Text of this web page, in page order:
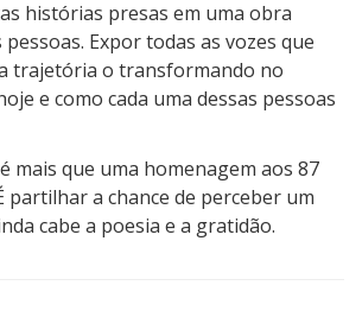
histórias presas em uma obra
Expor todas as vozes que
trajetória o transformando no
e como cada uma dessas pessoas
mais que uma homenagem aos 87
partilhar a chance de perceber um
cabe a poesia e a gratidão.